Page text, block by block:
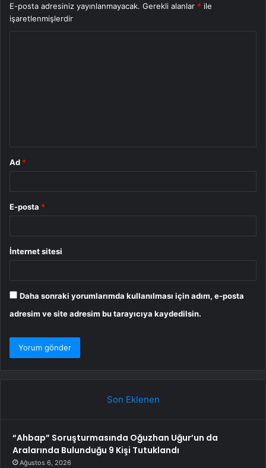
E-posta adresiniz yayınlanmayacak. Gerekli alanlar * ile
işaretlenmişlerdir
Ad *
E-posta *
İnternet sitesi
Daha sonraki yorumlarımda kullanılması için adım, e-posta
adresim ve site adresim bu tarayıcıya kaydedilsin.
Son Eklenen
“Ahbap” Soruşturmasında Oğuzhan Uğur’un da
Aralarında Bulunduğu 9 Kişi Tutuklandı
Ağustos 6, 2026